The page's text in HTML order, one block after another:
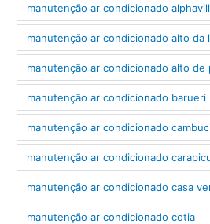
manutenção ar condicionado
manutenção ar condicionado alto da
manutenção ar condicionado alto de
manutenção ar condicionado barueri
manutenção ar condicionado
manutenção ar condicionado
manutenção ar condicionado casa
manutenção ar condicionado cotia